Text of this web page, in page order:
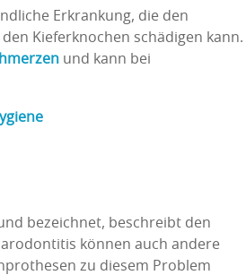
Erkrankung, die den
Kieferknochen schädigen kann.
und kann bei
bezeichnet, beschreibt den
können auch andere
zu diesem Problem